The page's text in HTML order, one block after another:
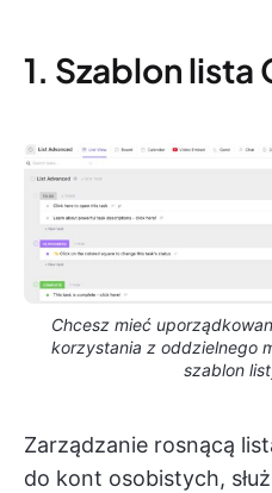
1. Szablon lista
Chcesz mieć
korzystania z oddzielnego
szablon
Zarządzanie rosnącą
do kont osobistych,